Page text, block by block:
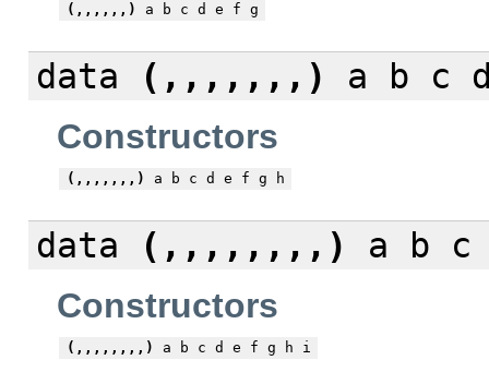
(,,,,,,) a b c d e f g
data (,,,,,,,)
a b c
Constructors
(,,,,,,,) a b c d e f g h
data (,,,,,,,,)
a b
Constructors
(,,,,,,,,) a b c d e f g h i